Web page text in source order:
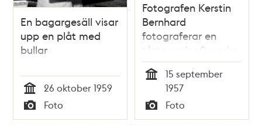
En bagargesäll visar
upp en plåt med
bullar
Tid
26 oktober 1959
Typ
Foto
Fotografen Kerstin
Bernhard
fotograferar en
tårta under Svenska
Fotografers
Förbunds kongress,
med temat
färgfotografi
15 september
1957
Typ
Foto